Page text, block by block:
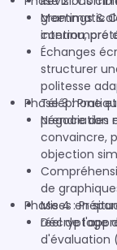
continu,
Meetings &
interrompre
Échanges
structurer
politesse
Téléphone
prendre des
Phase 3 :
Négociation
convaincre,
objection
de
Mises en
réel de
Phase 4 :
Décryptage
d'évaluation